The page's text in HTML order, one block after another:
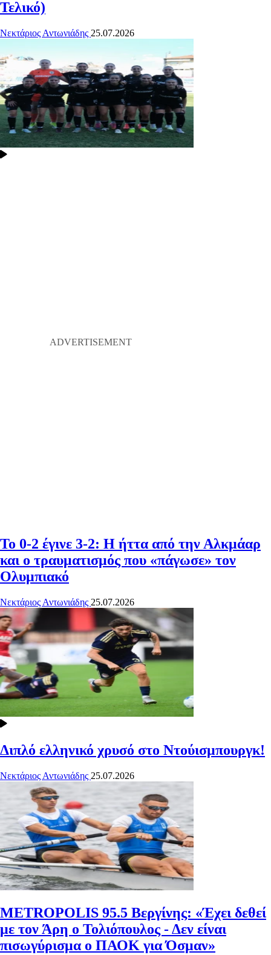
Τελικό)
Νεκτάριος Αντωνιάδης 25.07.2026
Το 0-2 έγινε 3-2: Η ήττα από την Αλκμάαρ
και ο τραυματισμός που «πάγωσε» τον
Ολυμπιακό
Νεκτάριος Αντωνιάδης 25.07.2026
Διπλό ελληνικό χρυσό στο Ντούισμπουργκ!
Νεκτάριος Αντωνιάδης 25.07.2026
METROPOLIS 95.5 Βεργίνης: «Έχει δεθεί
με τον Άρη ο Τολιόπουλος - Δεν είναι
πισωγύρισμα ο ΠΑΟΚ για Όσμαν»